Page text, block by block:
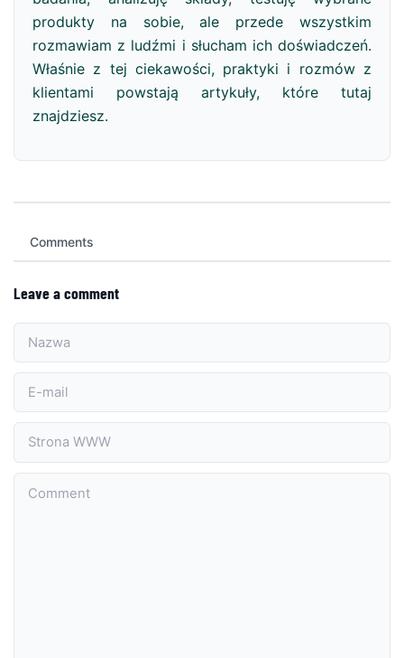
produkty na sobie, ale przede wszystkim
rozmawiam z ludźmi i słucham ich doświadczeń.
Właśnie z tej ciekawości, praktyki i rozmów z
klientami powstają artykuły, które tutaj
znajdziesz.
Comments
Leave a comment